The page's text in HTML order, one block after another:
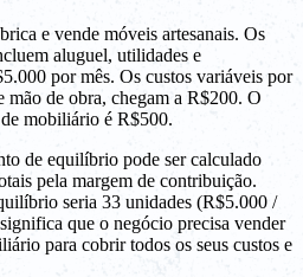
e vende móveis artesanais. Os
aluguel, utilidades e
por mês. Os custos variáveis por
de obra, chegam a R$200. O
mobiliário é R$500.
de equilíbrio pode ser calculado
pela margem de contribuição.
seria 33 unidades (R$5.000 /
que o negócio precisa vender
para cobrir todos os seus custos e